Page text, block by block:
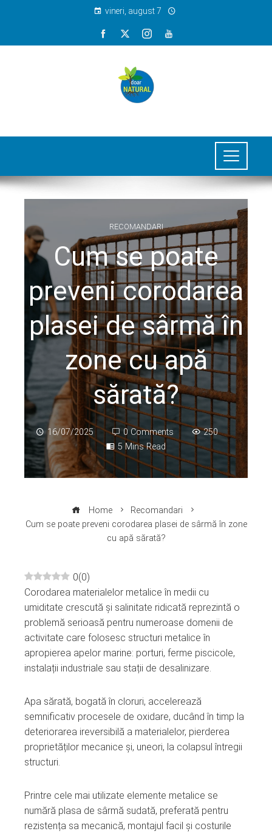
vineri, august 7
RECOMANDARI
Cum se poate
preveni corodarea
plasei de sârmă în
zone cu apă
sărată?
16/07/2025 0 Comments
250
5 Mins Read
Home
Recomandari
Cum se poate preveni corodarea plasei de sârmă în zone
cu apă sărată?
0(0)
Corodarea materialelor metalice în medii cu
umiditate crescută și salinitate ridicată reprezintă o
problemă serioasă pentru numeroase domenii de
activitate care folosesc structuri metalice în
apropierea apelor marine: porturi, ferme piscicole,
instalații industriale sau stații de desalinizare.
Apa sărată, bogată în cloruri, accelerează
semnificativ procesele de oxidare, ducând în timp la
deteriorarea ireversibilă a materialelor, pierderea
proprietăților mecanice și, uneori, la colapsul întregii
structuri.
Printre cele mai utilizate elemente metalice se
numără plasa de sârmă sudată, preferată pentru
rezistența sa mecanică, montajul facil și costurile